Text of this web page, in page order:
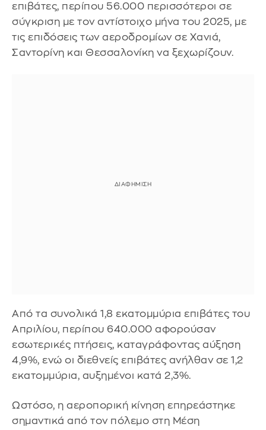
επιβάτες, περίπου 56.000 περισσότεροι σε
σύγκριση με τον αντίστοιχο μήνα του 2025, με
τις επιδόσεις των αεροδρομίων σε Χανιά,
Σαντορίνη και Θεσσαλονίκη να ξεχωρίζουν.
Από τα συνολικά 1,8 εκατομμύρια επιβάτες του
Απριλίου, περίπου 640.000 αφορούσαν
εσωτερικές πτήσεις, καταγράφοντας αύξηση
4,9%, ενώ οι διεθνείς επιβάτες ανήλθαν σε 1,2
εκατομμύρια, αυξημένοι κατά 2,3%.
Ωστόσο, η αεροπορική κίνηση επηρεάστηκε
σημαντικά από τον πόλεμο στη Μέση